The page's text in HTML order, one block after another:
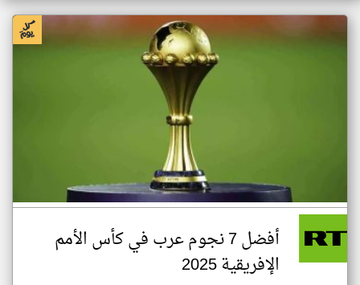
أفضل 7 نجوم عرب في كأس الأمم
الإفريقية 2025